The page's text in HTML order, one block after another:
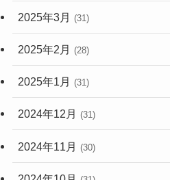
2025年3月 (31)
2025年2月 (28)
2025年1月 (31)
2024年12月 (31)
2024年11月 (30)